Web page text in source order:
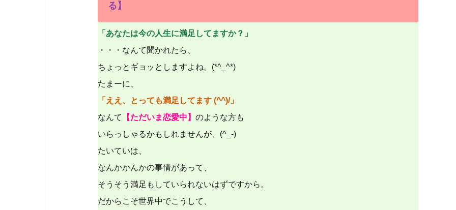
る】
「あなたは今の人生に満足してますか？」
・・・なんて聞かれたら、
ちょっとギョッとしますよね。(*^_^*)
たまーに、
「ええ、とっても満足してます (^^)/」
なんて
【ただいま恋愛中】 のような方も
いらっしゃるかもしれませんが、(^_-)
たいていは、
なんかかんかの事情があって、
そうそう満足もしていられないはずですから。
だからこそ世界中でこうして、